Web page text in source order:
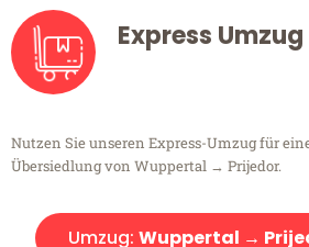
Express Umzug
Nutzen Sie unseren Express-Umzug für
Übersiedlung von Wuppertal → Prijedor.
Umzug: Wuppertal →